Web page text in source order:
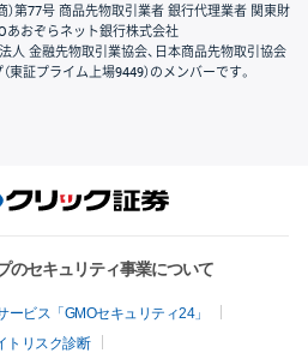
）第77号 商品先物取引業者 銀行代理業者 関東財
あおぞらネット銀行株式会社
人 金融先物取引業協会、日本商品先物取引協会
証プライム上場9449）のメンバーです。
のセキュリティ事業について
ビス「GMOセキュリティ24」
トリスク診断